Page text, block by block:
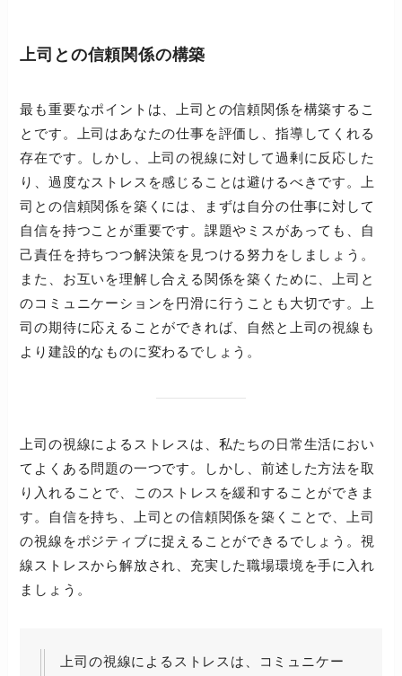
上司との信頼関係の構築
最も重要なポイントは、上司との信頼関係を構築するこ
とです。上司はあなたの仕事を評価し、指導してくれる
存在です。しかし、上司の視線に対して過剰に反応した
り、過度なストレスを感じることは避けるべきです。上
司との信頼関係を築くには、まずは自分の仕事に対して
自信を持つことが重要です。課題やミスがあっても、自
己責任を持ちつつ解決策を見つける努力をしましょう。
また、お互いを理解し合える関係を築くために、上司と
のコミュニケーションを円滑に行うことも大切です。上
司の期待に応えることができれば、自然と上司の視線も
より建設的なものに変わるでしょう。
上司の視線によるストレスは、私たちの日常生活におい
てよくある問題の一つです。しかし、前述した方法を取
り入れることで、このストレスを緩和することができま
す。自信を持ち、上司との信頼関係を築くことで、上司
の視線をポジティブに捉えることができるでしょう。視
線ストレスから解放され、充実した職場環境を手に入れ
ましょう。
上司の視線によるストレスは、コミュニケー